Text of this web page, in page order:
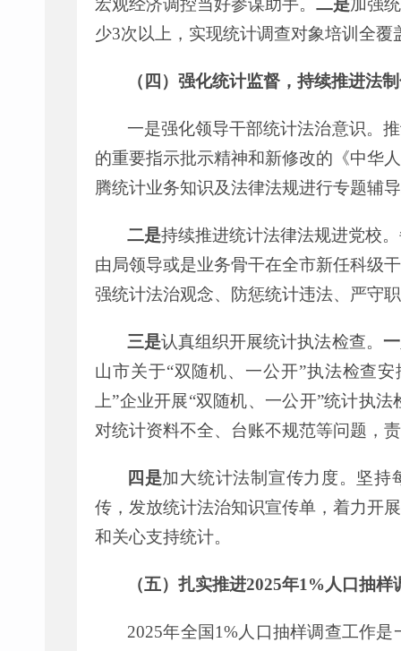
宏观经济调控当好参谋助手。 二是加强
少3次以上，实现统计调查对象培训全
（四）强化统计监督，持续推进法
一是强化领导干部统计法治意识。
的重要指示批示精神和新修改的《中华
腾统计业务知识及法律法规进行专题辅
二是持续推进统计法律法规进党校
由局领导或是业务骨干在全市新任科级
强统计法治观念、防惩统计违法、严守
三是认真组织开展统计执法检查。
山市关于“双随机、一公开”执法检查安
上”企业开展“双随机、一公开”统计执法
对统计资料不全、台账不规范等问题，
四是加大统计法制 宣传力度。 坚持
传，发放统计法治知识宣传单，着力开
和关心支持统计。
（五）扎实推进2025年1%人口抽样
2025年全国1%人口抽样调查工作